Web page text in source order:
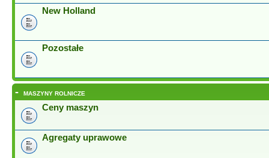
New Holland
Pozostałe
- MASZYNY ROLNICZE
Ceny maszyn
Agregaty uprawowe